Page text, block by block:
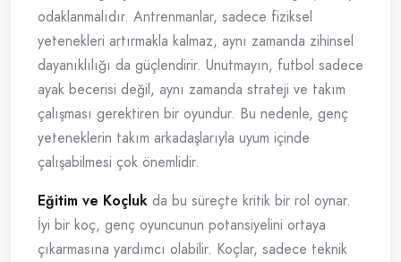
odaklanmalıdır. Antrenmanlar, sadece fiziksel
yetenekleri artırmakla kalmaz, aynı zamanda zihinsel
dayanıklılığı da güçlendirir. Unutmayın, futbol sadece
ayak becerisi değil, aynı zamanda strateji ve takım
çalışması gerektiren bir oyundur. Bu nedenle, genç
yeteneklerin takım arkadaşlarıyla uyum içinde
çalışabilmesi çok önemlidir.
Eğitim ve Koçluk da bu süreçte kritik bir rol oynar.
İyi bir koç, genç oyuncunun potansiyelini ortaya
çıkarmasına yardımcı olabilir. Koçlar, sadece teknik